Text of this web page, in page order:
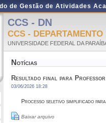
de Gestão de Atividades
CCS - DN
CCS -
UNIVERSIDADE FEDERAL DA
Notícias
Resultado final para
03/06/2026 18:28
Processo seletivo simplificado
Baixar arquivo